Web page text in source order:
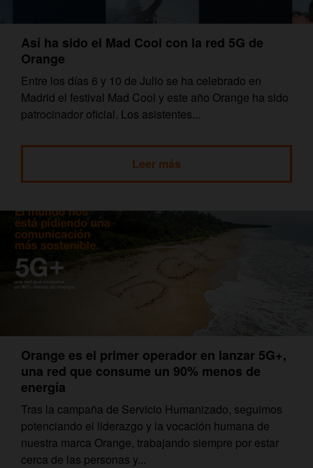
Así ha sido el Mad Cool con la red 5G de
Orange
Entre los días 6 y 10 de Julio se ha celebrado en
Madrid el festival Mad Cool y este año Orange ha sido
patrocinador oficial. Los asistentes...
Leer más
Orange es el primer operador en lanzar 5G+,
una red que consume un 90% menos de
energía
Tras la campaña de Servicio Humanizado, seguimos
potenciando el liderazgo y la vocación humana de
nuestra marca Orange, trabajando siempre por estar
cerca de las personas y...